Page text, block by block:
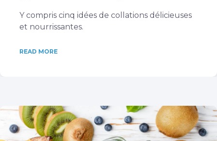
Y compris cinq idées de collations délicieuses
et nourrissantes.
READ MORE